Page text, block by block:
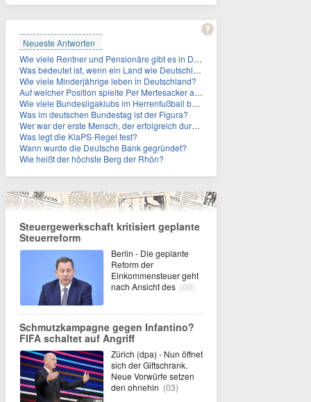
Neueste Antworten
Wie viele Rentner und Pensionäre gibt es in Deutschland aktuell?
Was bedeutet ist, wenn ein Land wie Deutschland ein Demographieproblem hat?
Wie viele Minderjährige leben in Deutschland?
Auf welcher Position spielte Per Mertesacker als Fußballer?
Wie viele Bundesligaklubs im Herrenfußball befinden sich in NRW?
Was im deutschen Bundestag ist der Figura?
Wer war der erste Mensch, der erfolgreich durch den Ärmelkanal schwamm?
Was legt die KlaPS-Regel fest?
Wann wurde die Deutsche Bank gegründet?
Wie heißt der höchste Berg der Rhön?
Steuergewerkschaft kritisiert geplante
Steuerreform
Berlin - Die geplante
Reform der
Einkommensteuer geht
nach Ansicht des (00)
Schmutzkampagne gegen Infantino?
FIFA schaltet auf Angriff
Zürich (dpa) - Nun öffnet
sich der Giftschrank.
Neue Vorwürfe setzen
den ohnehin (03)